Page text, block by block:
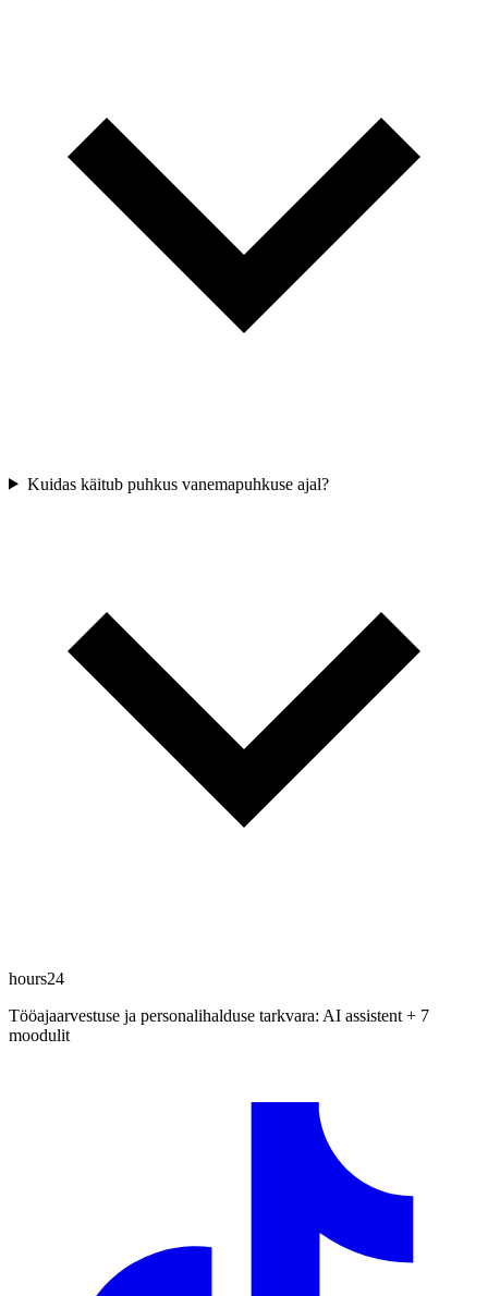
Kuidas käitub puhkus vanemapuhkuse ajal?
hours24
Tööajaarvestuse ja personalihalduse tarkvara: AI assistent + 7
moodulit